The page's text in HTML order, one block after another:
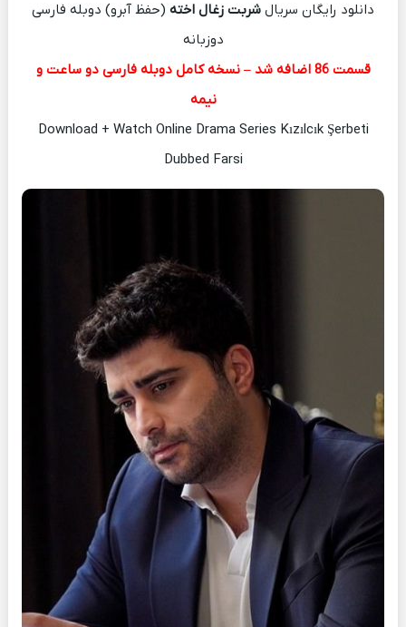
دانلود رایگان سریال شربت زغال اخته (حفظ آبرو) دوبله فارسی
دوزبانه
قسمت 86 اضافه شد – نسخه کامل دوبله فارسی دو ساعت و
نیمه
Download + Watch Online Drama Series Kızılcık Şerbeti
Dubbed Farsi